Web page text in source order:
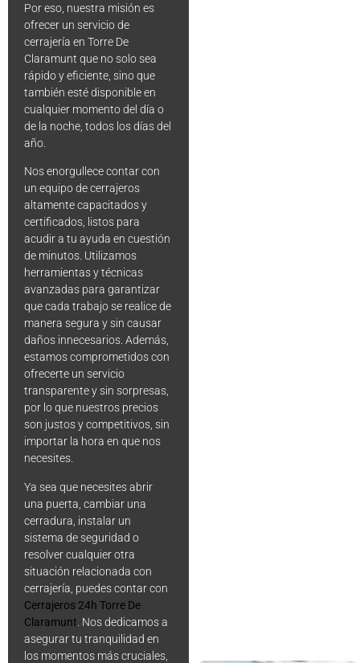
Por eso, nuestra misión es
ofrecer un servicio de
cerrajería en Torre De
Claramunt que no solo sea
rápido y eficiente, sino que
también esté disponible en
cualquier momento del día o
de la noche, todos los días del
año.
Nos enorgullece contar con
un equipo de cerrajeros
altamente capacitados y
certificados, listos para
acudir a tu ayuda en cuestión
de minutos. Utilizamos
herramientas y técnicas
avanzadas para garantizar
que cada trabajo se realice de
manera segura y sin causar
daños innecesarios. Además,
estamos comprometidos con
ofrecerte un servicio
transparente y sin sorpresas,
por lo que nuestros precios
son justos y competitivos, sin
importar la hora en que nos
necesites.
Ya sea que necesites abrir
una puerta, cambiar una
cerradura, instalar un
sistema de seguridad o
resolver cualquier otra
situación relacionada con
cerrajería, puedes contar con
Cerrajeros 24h Torre De
Claramunt . Nos dedicamos a
asegurar tu tranquilidad en
los momentos más cruciales,